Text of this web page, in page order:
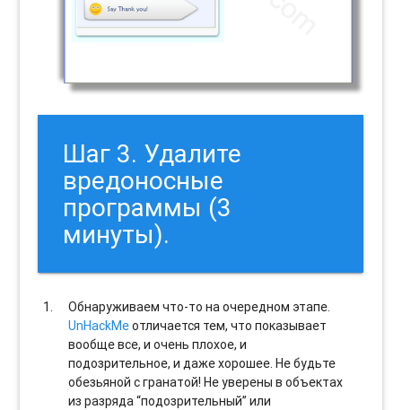
Шаг 3. Удалите
вредоносные
программы (3
минуты).
Обнаруживаем что-то на очередном этапе.
UnHackMeотличается тем, что показывает
вообще все, и очень плохое, и
подозрительное, и даже хорошее. Не будьте
обезьяной с гранатой! Не уверены в объектах
из разряда “подозрительный” или